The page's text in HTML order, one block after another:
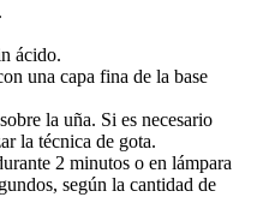
ácido.
una capa fina de la base
la uña. Si es necesario
la técnica de gota.
2 minutos o en lámpara
según la cantidad de